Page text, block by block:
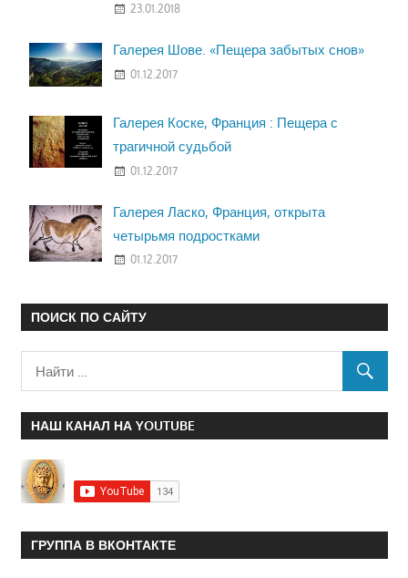
23.01.2018
Галерея Шове. «Пещера забытых снов»
01.12.2017
Галерея Коске, Франция : Пещера с
трагичной судьбой
01.12.2017
Галерея Ласко, Франция, открыта
четырьмя подростками
01.12.2017
ПОИСК ПО САЙТУ
НАШ КАНАЛ НА YOUTUBE
ГРУППА В ВКОНТАКТЕ